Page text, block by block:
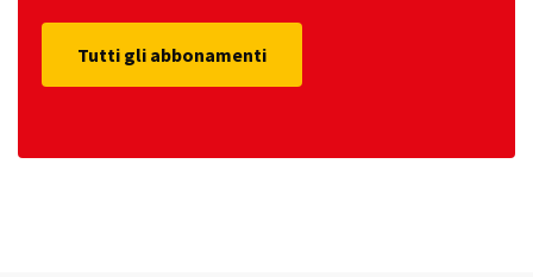
Tutti gli abbonamenti